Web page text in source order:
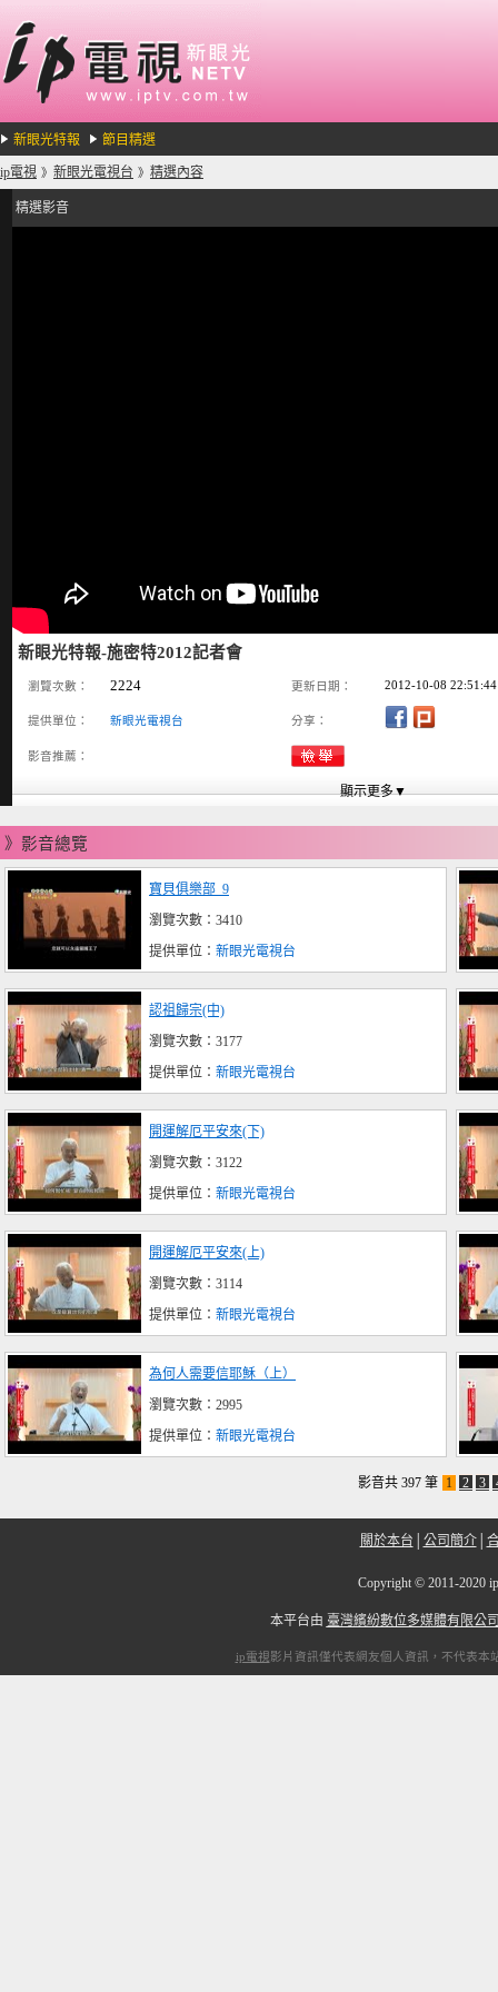
新眼光特報 節目精選
ip電視 》 新眼光電視台 》 精選內容
精選影音
新眼光特報-施密特2012記者會
瀏覽次數： 2224 更新日期： 2012-10-08 22:51:44
提供單位： 新眼光電視台 分享：
影音推薦：
》影音總覽
寶貝俱樂部_9
瀏覽次數：3410
提供單位： 新眼光電視台
認祖歸宗(中)
瀏覽次數：3177
提供單位： 新眼光電視台
開運解厄平安來(下)
瀏覽次數：3122
提供單位： 新眼光電視台
開運解厄平安來(上)
瀏覽次數：3114
提供單位： 新眼光電視台
為何人需要信耶穌（上）
瀏覽次數：2995
提供單位： 新眼光電視台
影音共 397 筆 1 2 3
關於本台 公司簡介│
Copyright©2011-2020
本平台由 臺灣繽紛數位多媒體有限公
ip電視影片資訊僅代表網友個人資訊，不代表本